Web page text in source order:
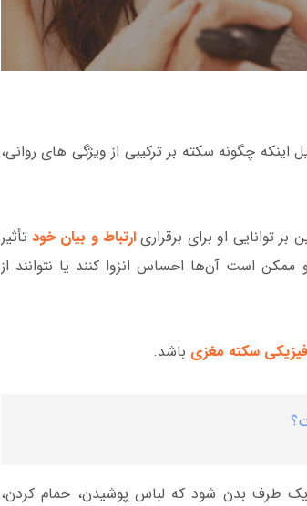
چگونه سکته بر ترکیبی از ویژگی های روانی،
توانایی او برای برقراری ارتباط و بیان خود تأثیر
و ممکن است آن‌ها احساس انزوا کنند یا نتوانند از
فیزیکی سکته مغزی باشد.
طرف بدن شود که لباس پوشیدن، حمام کردن،